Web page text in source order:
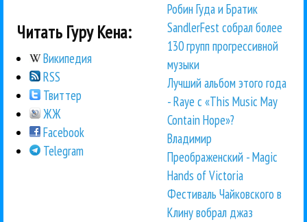
Читать Гуру Кена:
Википедия
RSS
Твиттер
ЖЖ
Facebook
Telegram
Робин Гуда и Братик
SandlerFest собрал более
130 групп прогрессивной
музыки
Лучший альбом этого года
- Raye с «This Music May
Contain Hope»?
Владимир
Преображенский - Magic
Hands of Victoria
Фестиваль Чайковского в
Клину вобрал джаз